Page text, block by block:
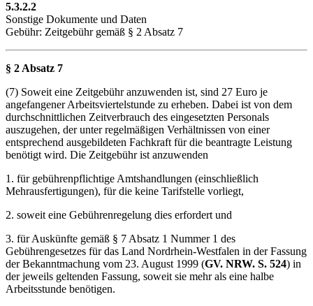
5.3.2.2
Sonstige Dokumente und Daten
Gebühr: Zeitgebühr gemäß § 2 Absatz 7
§ 2 Absatz 7
(7) Soweit eine Zeitgebühr anzuwenden ist, sind 27 Euro je
angefangener Arbeitsviertelstunde zu erheben. Dabei ist von dem
durchschnittlichen Zeitverbrauch des eingesetzten Personals
auszugehen, der unter regelmäßigen Verhältnissen von einer
entsprechend ausgebildeten Fachkraft für die beantragte Leistung
benötigt wird. Die Zeitgebühr ist anzuwenden
1. für gebührenpflichtige Amtshandlungen (einschließlich
Mehrausfertigungen), für die keine Tarifstelle vorliegt,
2. soweit eine Gebührenregelung dies erfordert und
3. für Auskünfte gemäß § 7 Absatz 1 Nummer 1 des
Gebührengesetzes für das Land Nordrhein-Westfalen in der Fassung
der Bekanntmachung vom 23. August 1999 (GV. NRW. S. 524) in
der jeweils geltenden Fassung, soweit sie mehr als eine halbe
Arbeitsstunde benötigen.